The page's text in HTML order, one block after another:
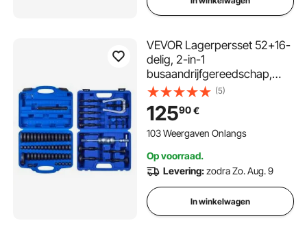
VEVOR Lagerpersset 52+16-
delig, 2-in-1
busaandrijfgereedschap,
afdichtingsaandrijfset met 49
bussen, 10 spantangen,
glijhamer, robuuste
demontage- en installatieset
(5)
12590€
103 Weergaven Onlangs
Op voorraad.
Levering:zodra Zo. Aug. 9
In winkelwagen